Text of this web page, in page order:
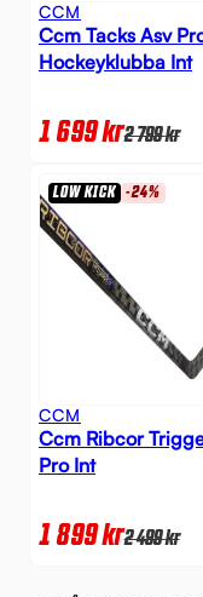
CCM
Ccm Tacks Asv
Hockeyklubba Int
1 699kr2 799kr
LOW KICK -24%
CCM
Ccm Ribcor
Pro Int
1 899kr2 499kr